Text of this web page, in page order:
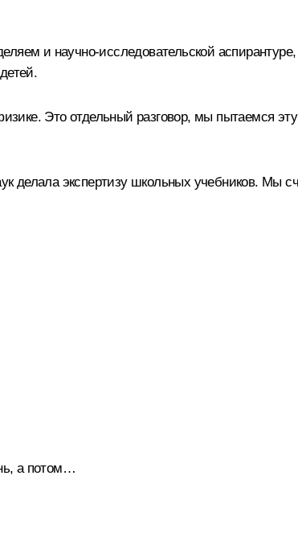
и научно-исследовательской
Это отдельный разговор, мы пытаемся
делала экспертизу школьных учебников. Мы
а потом…